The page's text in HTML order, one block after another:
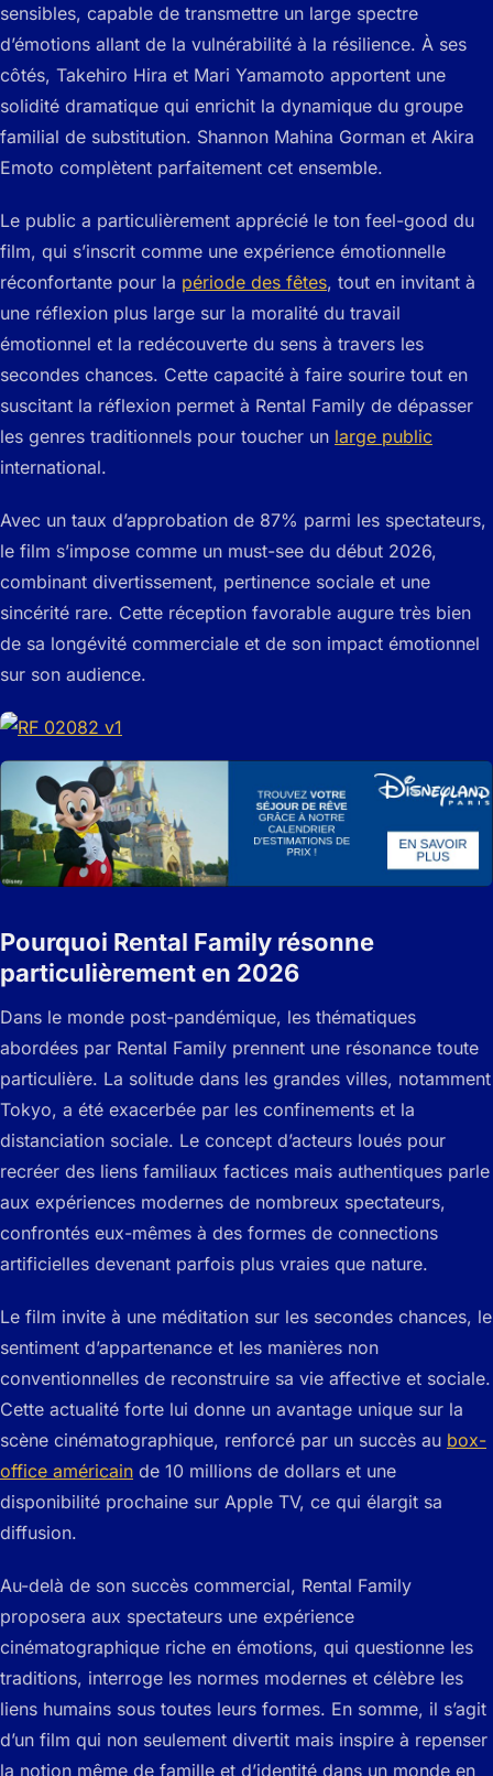
sensibles, capable de transmettre un large spectre
d’émotions allant de la vulnérabilité à la résilience. À ses
côtés, Takehiro Hira et Mari Yamamoto apportent une
solidité dramatique qui enrichit la dynamique du groupe
familial de substitution. Shannon Mahina Gorman et Akira
Emoto complètent parfaitement cet ensemble.
Le public a particulièrement apprécié le ton feel-good du
film, qui s’inscrit comme une expérience émotionnelle
réconfortante pour la période des fêtes, tout en invitant à
une réflexion plus large sur la moralité du travail
émotionnel et la redécouverte du sens à travers les
secondes chances. Cette capacité à faire sourire tout en
suscitant la réflexion permet à Rental Family de dépasser
les genres traditionnels pour toucher un large public
international.
Avec un taux d’approbation de 87% parmi les spectateurs,
le film s’impose comme un must-see du début 2026,
combinant divertissement, pertinence sociale et une
sincérité rare. Cette réception favorable augure très bien
de sa longévité commerciale et de son impact émotionnel
sur son audience.
Pourquoi Rental Family résonne
particulièrement en 2026
Dans le monde post-pandémique, les thématiques
abordées par Rental Family prennent une résonance toute
particulière. La solitude dans les grandes villes, notamment
Tokyo, a été exacerbée par les confinements et la
distanciation sociale. Le concept d’acteurs loués pour
recréer des liens familiaux factices mais authentiques parle
aux expériences modernes de nombreux spectateurs,
confrontés eux-mêmes à des formes de connections
artificielles devenant parfois plus vraies que nature.
Le film invite à une méditation sur les secondes chances, le
sentiment d’appartenance et les manières non
conventionnelles de reconstruire sa vie affective et sociale.
Cette actualité forte lui donne un avantage unique sur la
scène cinématographique, renforcé par un succès au box-
office américain de 10 millions de dollars et une
disponibilité prochaine sur Apple TV, ce qui élargit sa
diffusion.
Au-delà de son succès commercial, Rental Family
proposera aux spectateurs une expérience
cinématographique riche en émotions, qui questionne les
traditions, interroge les normes modernes et célèbre les
liens humains sous toutes leurs formes. En somme, il s’agit
d’un film qui non seulement divertit mais inspire à repenser
la notion même de famille et d’identité dans un monde en